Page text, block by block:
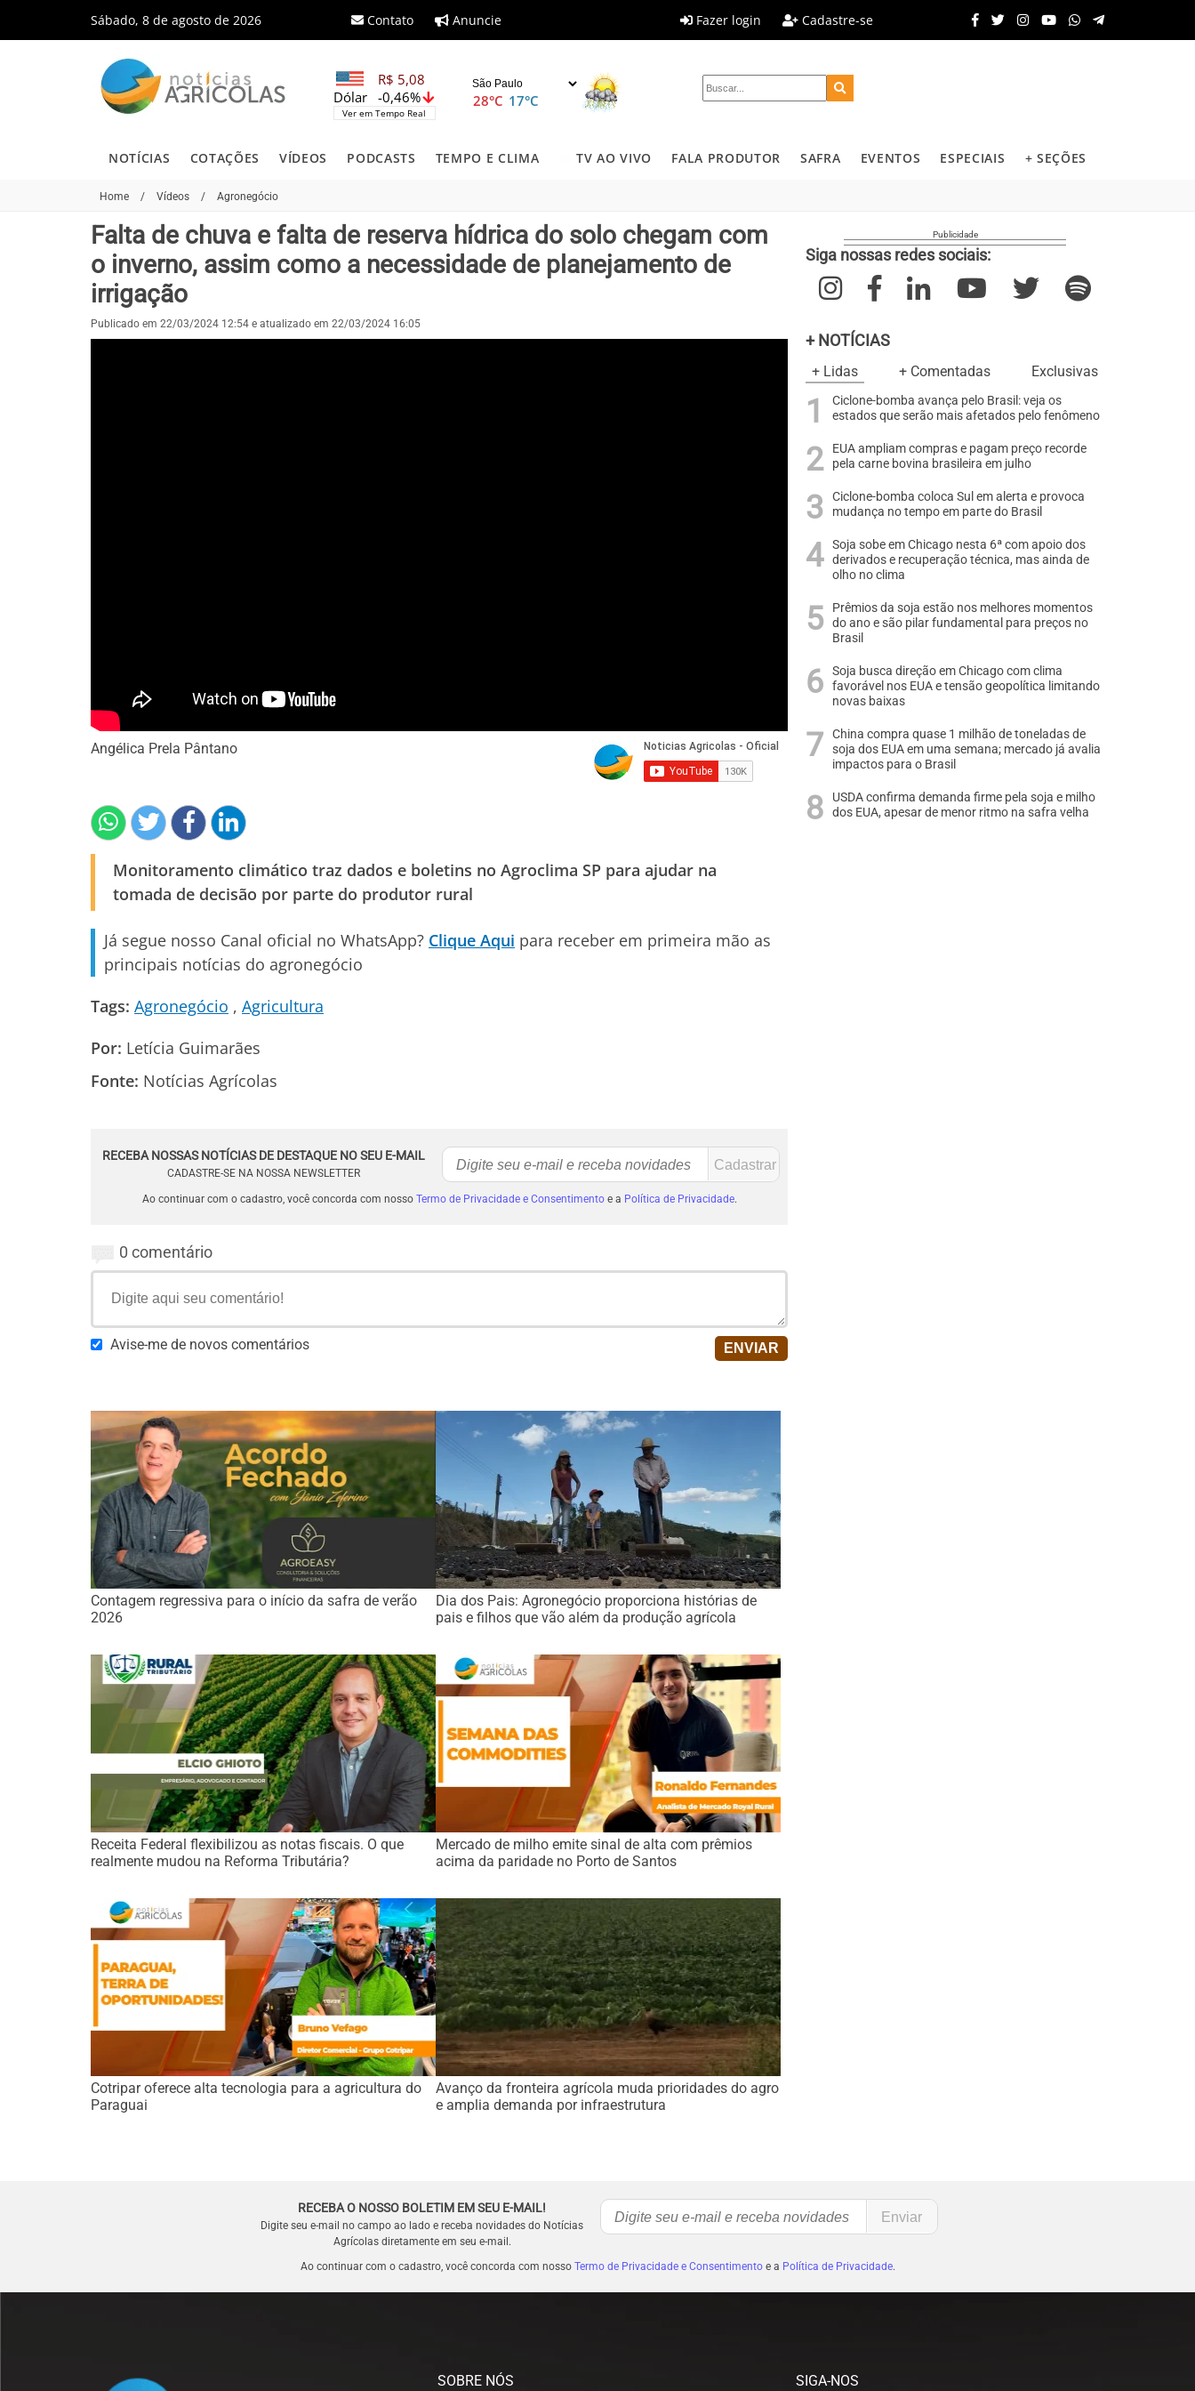
Sábado, 8 de agosto de 2026 Contato Anuncie Fazer login Cadastre-se
R$ 5,08
-0,46%
Dólar
Ver em Tempo Real
28°C 17°C
NOTÍCIAS COTAÇÕES VÍDEOS PODCASTS TEMPO E CLIMA TV AO VIVO FALA PRODUTOR SAFRA EVENTOS ESPECIAIS + SEÇÕES
Home / Vídeos / Agronegócio
Falta de chuva e falta de reserva hídrica do solo chegam com
o inverno, assim como a necessidade de planejamento de
irrigação
Publicado em 22/03/2024 12:54 e atualizado em 22/03/2024 16:05
Angélica Prela Pântano
Monitoramento climático traz dados e boletins no Agroclima SP para ajudar na
tomada de decisão por parte do produtor rural
Já segue nosso Canal oficial no WhatsApp? Clique Aqui para receber em primeira mão as
principais notícias do agronegócio
Tags: Agronegócio
Agricultura
Por: Letícia Guimarães
Fonte: Notícias Agrícolas
RECEBA NOSSAS NOTÍCIAS DE DESTAQUE NO SEU E-MAIL
CADASTRE-SE NA NOSSA NEWSLETTER
Ao continuar com o cadastro, você concorda com nosso Termo de Privacidade e Consentimentoe a Política de Privacidade.
0 comentário
Avise-me de novos comentários
Contagem regressiva para o início da safra de verão
2026
Dia dos Pais: Agronegócio proporciona histórias de
pais e filhos que vão além da produção agrícola
Receita Federal flexibilizou as notas fiscais. O que
realmente mudou na Reforma Tributária?
Mercado de milho emite sinal de alta com prêmios
acima da paridade no Porto de Santos
Cotripar oferece alta tecnologia para a agricultura do
Paraguai
Avanço da fronteira agrícola muda prioridades do agro
e amplia demanda por infraestrutura
Siga nossas redes sociais:
+ NOTÍCIAS
+ Lidas + Comentadas Exclusivas
Ciclone-bomba avança pelo Brasil: veja os
estados que serão mais afetados pelo fenômeno
EUA ampliam compras e pagam preço recorde
pela carne bovina brasileira em julho
Ciclone-bomba coloca Sul em alerta e provoca
mudança no tempo em parte do Brasil
Soja sobe em Chicago nesta 6ª com apoio dos
derivados e recuperação técnica, mas ainda de
olho no clima
Prêmios da soja estão nos melhores momentos
do ano e são pilar fundamental para preços no
Brasil
Soja busca direção em Chicago com clima
favorável nos EUA e tensão geopolítica limitando
novas baixas
China compra quase 1 milhão de toneladas de
soja dos EUA em uma semana; mercado já avalia
impactos para o Brasil
USDA confirma demanda firme pela soja e milho
dos EUA, apesar de menor ritmo na safra velha
RECEBA O NOSSO BOLETIM EM SEU E-MAIL!
Digite seu e-mail no campo ao lado e receba novidades do Notícias
Agrícolas diretamente em seu e-mail.
Ao continuar com o cadastro, você concorda com nosso Termo de Privacidade e Consentimentoe a Política de Privacidade.
SOBRE NÓS SIGA-NOS